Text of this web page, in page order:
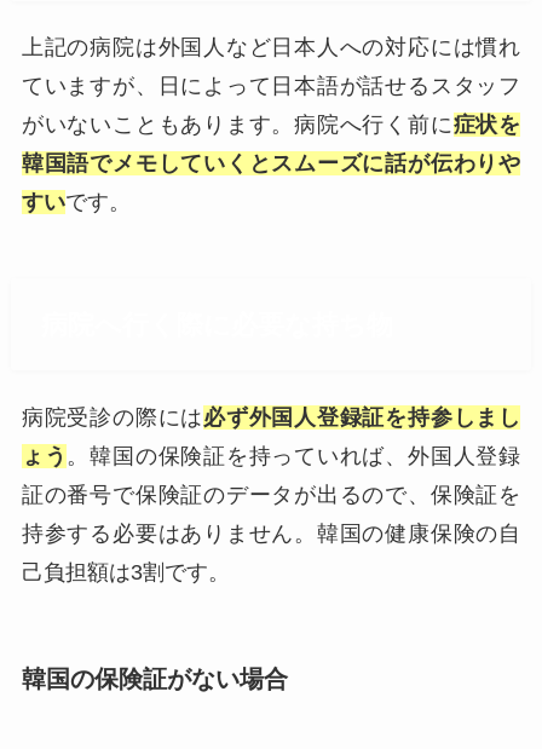
上記の病院は外国人など日本人への対応には慣れ
ていますが、日によって日本語が話せるスタッフ
がいないこともあります。病院へ行く前に症状を
韓国語でメモしていくとスムーズに話が伝わりや
すいです。
病院受診の際には必ず外国人登録証を持参しまし
ょう 。韓国の保険証を持っていれば、外国人登録
証の番号で保険証のデータが出るので、保険証を
持参する必要はありません。韓国の健康保険の自
己負担額は3割です。
韓国の保険証がない場合